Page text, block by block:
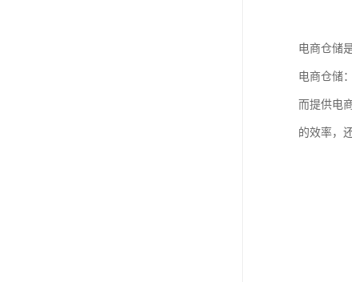
电商仓储
电商仓储
而提供电
的效率，